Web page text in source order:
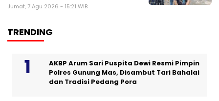
Jumat, 7 Agu 2026 - 15:21 WIB
TRENDING
AKBP Arum Sari Puspita Dewi Resmi Pimpin
Polres Gunung Mas, Disambut Tari Bahalai
dan Tradisi Pedang Pora